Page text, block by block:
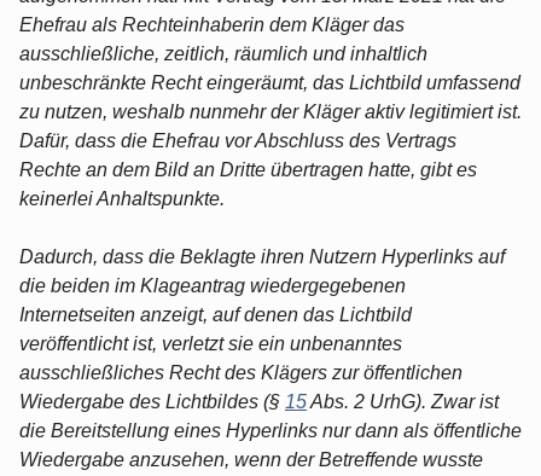
Ehefrau als Rechteinhaberin dem Kläger das
ausschließliche, zeitlich, räumlich und inhaltlich
unbeschränkte Recht eingeräumt, das Lichtbild umfassend
zu nutzen, weshalb nunmehr der Kläger aktiv legitimiert ist.
Dafür, dass die Ehefrau vor Abschluss des Vertrags
Rechte an dem Bild an Dritte übertragen hatte, gibt es
keinerlei Anhaltspunkte.
Dadurch, dass die Beklagte ihren Nutzern Hyperlinks auf
die beiden im Klageantrag wiedergegebenen
Internetseiten anzeigt, auf denen das Lichtbild
veröffentlicht ist, verletzt sie ein unbenanntes
ausschließliches Recht des Klägers zur öffentlichen
Wiedergabe des Lichtbildes (§ 15Abs. 2 UrhG). Zwar ist
die Bereitstellung eines Hyperlinks nur dann als öffentliche
Wiedergabe anzusehen, wenn der Betreffende wusste